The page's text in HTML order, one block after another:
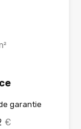
garantie
€